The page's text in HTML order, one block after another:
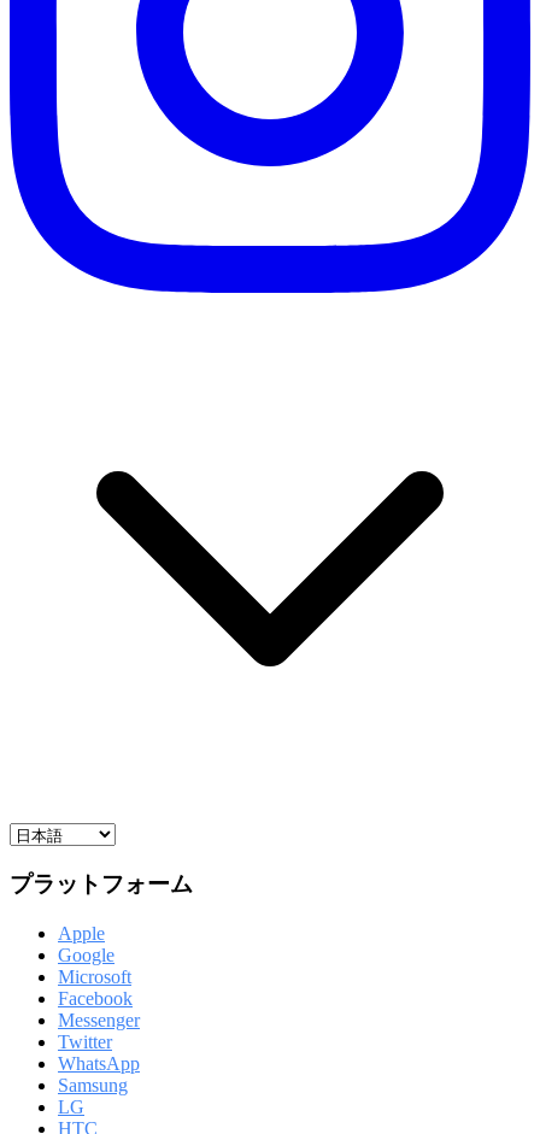
プラットフォーム
Apple
Google
Microsoft
Facebook
Messenger
Twitter
WhatsApp
Samsung
LG
HTC